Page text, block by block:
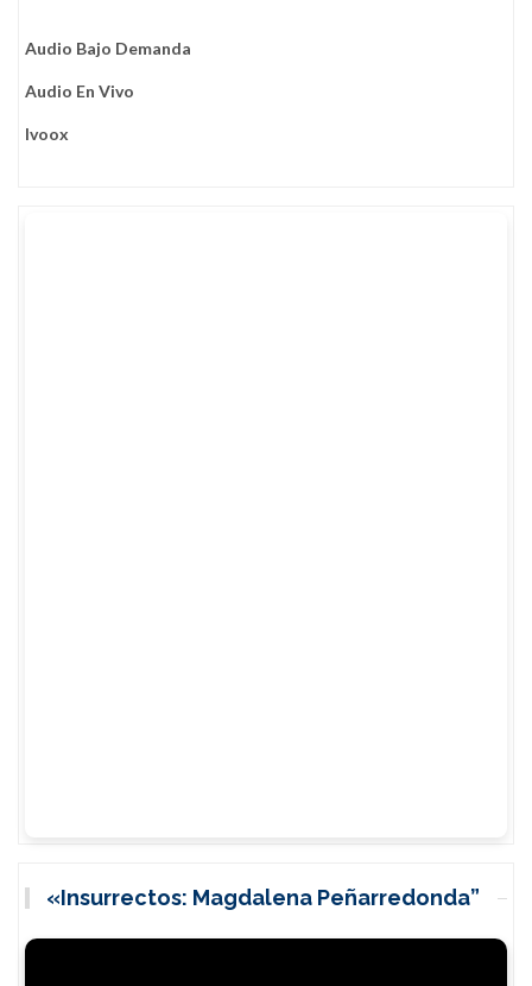
Audio Bajo Demanda
Audio En Vivo
Ivoox
«Insurrectos: Magdalena Peñarredonda”